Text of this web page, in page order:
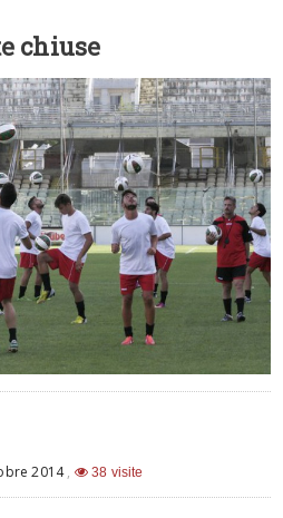
chiuse
2014, 38 visite